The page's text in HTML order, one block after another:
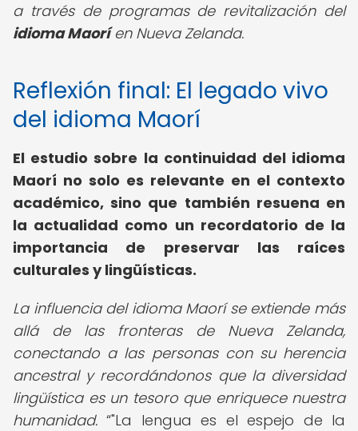
a través de programas de revitalización del
idioma Maoríen Nueva Zelanda.
Reflexión final: El legado vivo
del idioma Maorí
El estudio sobre la continuidad del idioma
Maorí no solo es relevante en el contexto
académico, sino que también resuena en
la actualidad como un recordatorio de la
importancia de preservar las raíces
culturales y lingüísticas.
La influencia del idioma Maorí se extiende más
allá de las fronteras de Nueva Zelanda,
conectando a las personas con su herencia
ancestral y recordándonos que la diversidad
lingüística es un tesoro que enriquece nuestra
humanidad.
"La lengua es el espejo de la